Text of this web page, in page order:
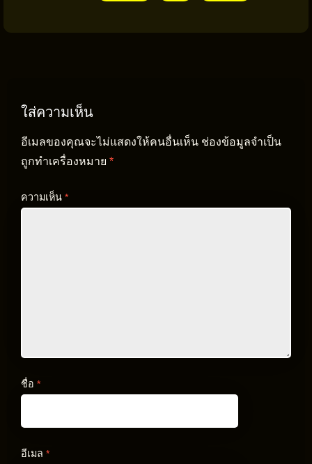
ใส่ความเห็น
อีเมลของคุณจะไม่แสดงให้คนอื่นเห็น ช่องข้อมูลจำเป็น
ถูกทำเครื่องหมาย *
ความเห็น *
ชื่อ *
อีเมล *